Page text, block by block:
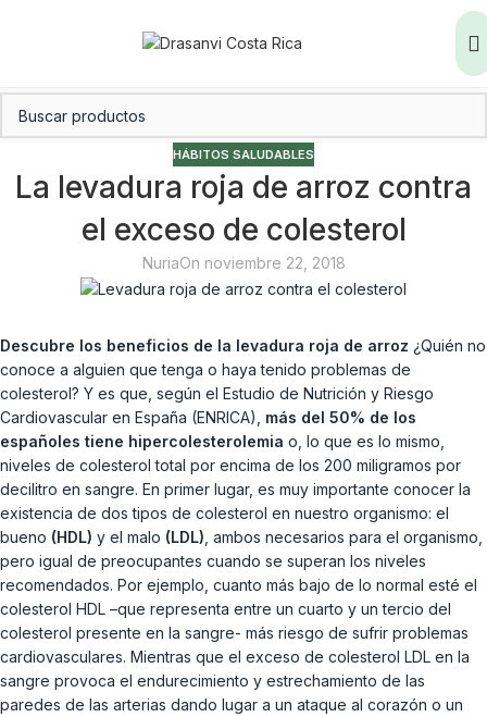
HÁBITOS SALUDABLES
La levadura roja de arroz contra
el exceso de colesterol
NuriaOn noviembre 22, 2018
Descubre los beneficios de la levadura roja de arroz ¿Quién no
conoce a alguien que tenga o haya tenido problemas de
colesterol? Y es que, según el Estudio de Nutrición y Riesgo
Cardiovascular en España (ENRICA), más del 50% de los
españoles tiene hipercolesterolemia o, lo que es lo mismo,
niveles de colesterol total por encima de los 200 miligramos por
decilitro en sangre. En primer lugar, es muy importante conocer la
existencia de dos tipos de colesterol en nuestro organismo: el
bueno (HDL) y el malo (LDL) , ambos necesarios para el organismo,
pero igual de preocupantes cuando se superan los niveles
recomendados. Por ejemplo, cuanto más bajo de lo normal esté el
colesterol HDL –que representa entre un cuarto y un tercio del
colesterol presente en la sangre- más riesgo de sufrir problemas
cardiovasculares. Mientras que el exceso de colesterol LDL en la
sangre provoca el endurecimiento y estrechamiento de las
paredes de las arterias dando lugar a un ataque al corazón o un